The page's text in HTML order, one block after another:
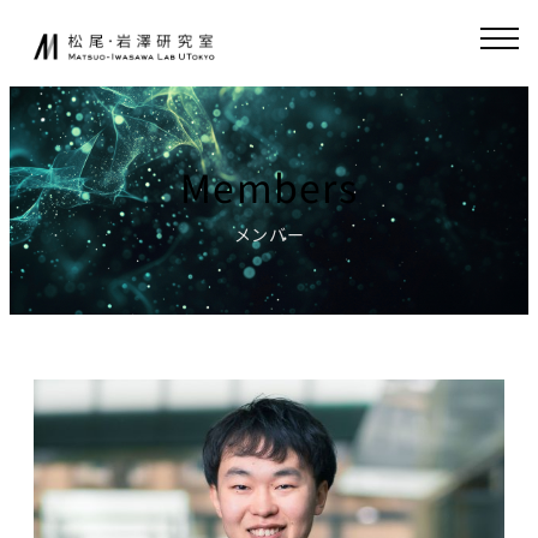
content
About
News
Research
Publications
Environment
Collaboration
Collaborative
Research
Endowed-chair
GCI(Chair
for Global
)
Chair for
World
Models,
Simulator
Chair for AI
JA EN
Members
メンバー